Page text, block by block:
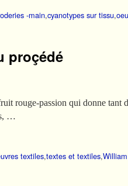
-main,cyanotypes sur tissu,
proçédé
rouge-passion qui donne
…
textiles,textes et textiles,